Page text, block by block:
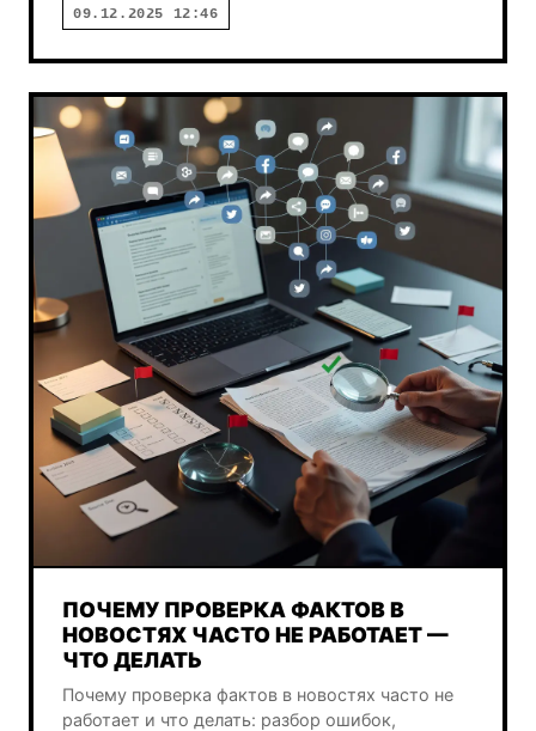
09.12.2025 12:46
ПОЧЕМУ ПРОВЕРКА ФАКТОВ В
НОВОСТЯХ ЧАСТО НЕ РАБОТАЕТ —
ЧТО ДЕЛАТЬ
Почему проверка фактов в новостях часто не
работает и что делать: разбор ошибок,